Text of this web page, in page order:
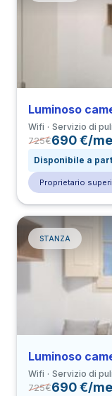
Wifi Servizio di
725€690 €/
Disponibile a
Proprietario
STANZA
Wifi Servizio di
725€690 €/